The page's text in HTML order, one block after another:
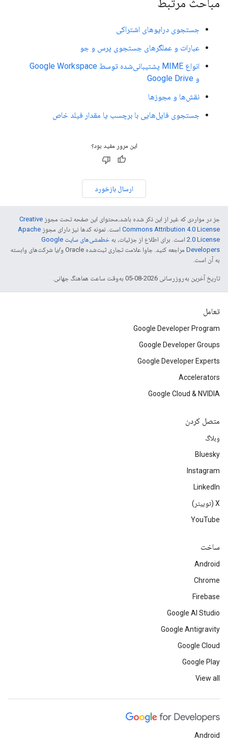
مباحث مرتبط
جستجوی درایوهای اشتراکی
عبارات و عملگرهای جستجوی پرس و جو
انواع MIME پشتیبانی‌شده توسط Google Workspace
و Google Drive
نقش‌ها و مجوزها
جستجوی فایل‌هایی با برچسب یا مقدار فیلد خاص
این مرور مفید بود؟
ارسال بازخورد
جز در مواردی که غیر از این ذکر شده باشد،‌محتوای این صفحه تحت مجوز Creative
Commons Attribution 4.0 License است. نمونه کدها نیز دارای مجوز Apache
2.0 License است. برای اطلاع از جزئیات، به
خطمشی‌های سایت Google
Developers‏
مراجعه کنید. جاوا علامت تجاری ثبت‌شده Oracle و/یا شرکت‌های وابسته
به آن است.
تاریخ آخرین به‌روزرسانی 2026-08-05 به‌وقت ساعت هماهنگ جهانی.
تعامل
Google Developer Program
Google Developer Groups
Google Developer Experts
Accelerators
Google Cloud & NVIDIA
متصل کردن
وبلاگ
Bluesky
Instagram
LinkedIn
‫X (توییتر)
YouTube
ساخت
Android
Chrome
Firebase
Google AI Studio
Google Antigravity
Google Cloud
Google Play
View all
Android